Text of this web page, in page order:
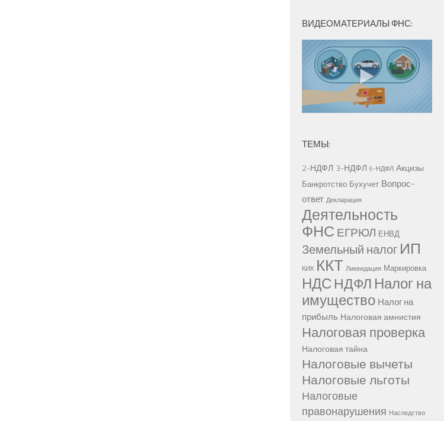
ВИДЕОМАТЕРИАЛЫ ФНС:
ТЕМЫ:
2-НДФЛ 3-НДФЛ 6-НДФЛ Акцизы
Банкротство Бухучет Вопрос-
ответ Декларация
Деятельность
ФНС ЕГРЮЛ ЕНВД
Земельный налог ИП
КИК ККТ Ликвидация Маркировка
НДС НДФЛ Налог на
имущество Налог на
прибыль Налоговая амнистия
Налоговая проверка
Налоговая тайна
Налоговые вычеты
Налоговые льготы
Налоговые
правонарушения Наследство